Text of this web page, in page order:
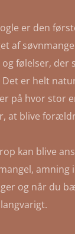
er den
af
og følelser, der
er helt
på hvor stor
at blive
kan blive
amning
og når du